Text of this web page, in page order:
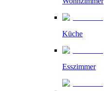
Küche
Esszimmer